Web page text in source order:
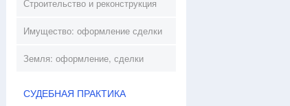
Строительство и реконструкция
Имущество: оформление сделки
Земля: оформление, сделки
СУДЕБНАЯ ПРАКТИКА